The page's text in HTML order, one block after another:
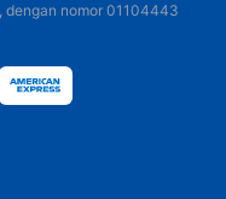
dengan nomor 01104443